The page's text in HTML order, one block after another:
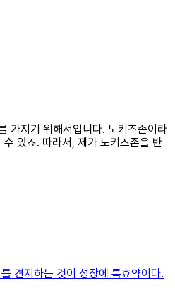
가지기 위해서입니다. 노키즈존이라
있죠. 따라서, 제가 노키즈존을 반
견지하는 것이 성장에 특효약이다.